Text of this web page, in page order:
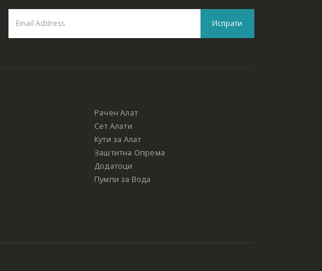
Рачен Алат
Сет Алати
Кути за Алат
Заштитна Опрема
Додатоци
Пумпи за Вода